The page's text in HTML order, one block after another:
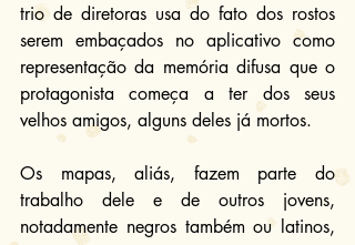
trio de diretoras usa do fato dos rostos
serem embaçados no aplicativo como
representação da memória difusa que o
protagonista começa a ter dos seus
velhos amigos, alguns deles já mortos.
Os mapas, aliás, fazem parte do
trabalho dele e de outros jovens,
notadamente negros também ou latinos,